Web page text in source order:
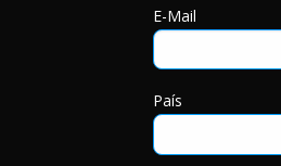
E-Mail
País